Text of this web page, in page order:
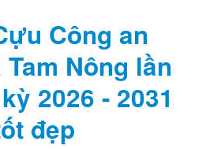
Công an
Nông lần
2026 - 2031
đẹp